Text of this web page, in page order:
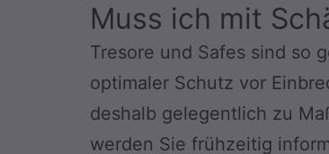
Muss ich mit
Tresore und Safes sind so
optimaler Schutz vor
deshalb gelegentlich zu
werden Sie frühzeitig